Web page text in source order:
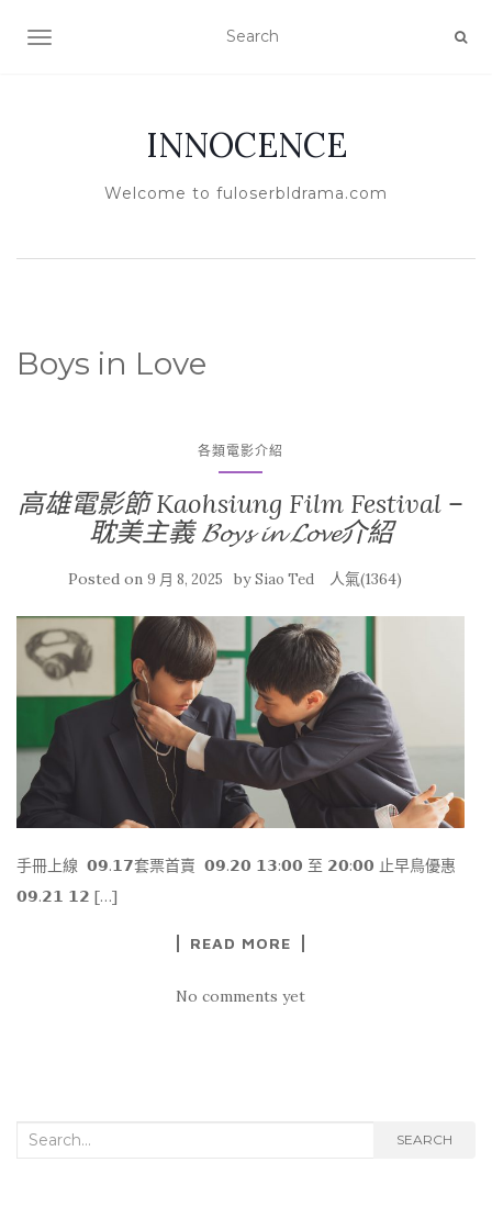
TOGGLE NAVIGATION
INNOCENCE
Welcome to fuloserbldrama.com
Boys in Love
各類電影介紹
高雄電影節 Kaohsiung Film Festival –
耽美主義 𝓑𝓸𝔂𝓼 𝓲𝓷 𝓛𝓸𝓿𝓮介紹
Posted on 9 月 8, 2025 bySiao Ted 人氣(1364)
手冊上線 ​ 𝟬𝟵.𝟭𝟳套票首賣 ​ 𝟬𝟵.𝟮𝟬 𝟭𝟯:𝟬𝟬 至 𝟮𝟬:𝟬𝟬 止早鳥優惠 ​
𝟬𝟵.𝟮𝟭 𝟭𝟮 […]
READ MORE
No comments yet
Search for: SEARCH